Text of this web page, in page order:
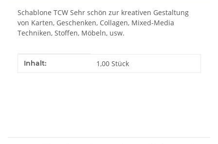
Schablone TCW Sehr schön zur kreativen Gestaltung
von Karten, Geschenken, Collagen, Mixed-Media
Techniken, Stoffen, Möbeln, usw.
Produkteigenschaft
Wert
Inhalt: 1,00 Stück